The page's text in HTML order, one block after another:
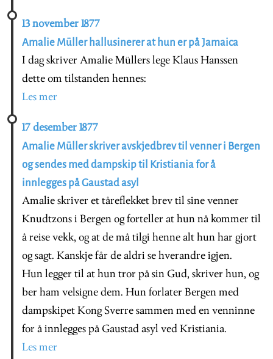
13 november 1877
Amalie Müller hallusinerer at hun er på Jamaica
I dag skriver Amalie Müllers lege Klaus Hanssen
dette om tilstanden hennes:
Les mer
17 desember 1877
Amalie Müller skriver avskjedbrev til venner i Bergen
og sendes med dampskip til Kristiania for å
innlegges på Gaustad asyl
Amalie skriver et tåreflekket brev til sine venner
Knudtzons i Bergen og forteller at hun nå kommer til
å reise vekk, og at de må tilgi henne alt hun har gjort
og sagt. Kanskje får de aldri se hverandre igjen.
Hun legger til at hun tror på sin Gud, skriver hun, og
ber ham velsigne dem. Hun forlater Bergen med
dampskipet Kong Sverre sammen med en venninne
for å innlegges på Gaustad asyl ved Kristiania.
Les mer